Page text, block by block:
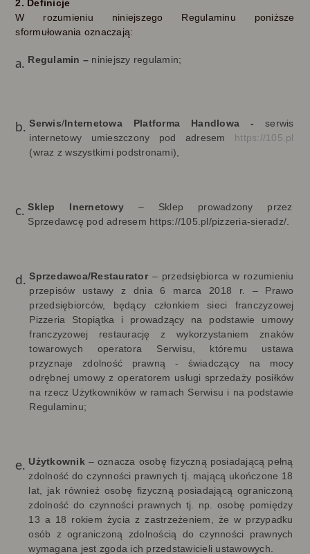
2. Definicje
W rozumieniu niniejszego Regulaminu poniższe
sformułowania oznaczają:
Regulamin – niniejszy regulamin;
Serwis/Internetowa Platforma Handlowa - serwis
internetowy umieszczony pod adresem https://105.pl
(wraz z wszystkimi podstronami),
Sklep Inernetowy – Sklep prowadzony przez
Sprzedawcę pod adresem https://105.pl/pizzeria-sieradz/.
Sprzedawca/Restaurator – przedsiębiorca w rozumieniu
przepisów ustawy z dnia 6 marca 2018 r. – Prawo
przedsiębiorców, będący członkiem sieci franczyzowej
Pizzeria Stopiątka i prowadzący na podstawie umowy
franczyzowej restaurację z wykorzystaniem znaków
towarowych operatora Serwisu , któremu ustawa
przyznaje zdolność prawną - świadczący na mocy
odrębnej umowy z operatorem usługi sprzedaży posiłków
na rzecz Użytkowników w ramach Serwisu i na podstawie
Regulaminu;
Użytkownik – oznacza osobę fizyczną posiadającą pełną
zdolność do czynności prawnych tj. mającą ukończone 18
lat, jak również osobę fizyczną posiadającą ograniczoną
zdolność do czynności prawnych tj. np. osobę pomiędzy
13 a 18 rokiem życia z zastrzeżeniem, że w przypadku
osób z ograniczoną zdolnością do czynności prawnych
wymagana jest zgoda ich przedstawicieli ustawowych.